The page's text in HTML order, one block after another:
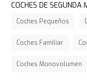
COCHES DE SEGUNDA
Coches Pequeños
Coches Familiar
Coches Monovolumen